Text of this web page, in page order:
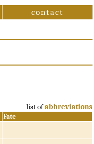
contact
list ofabbreviations
Fate